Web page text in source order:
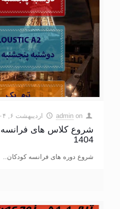
admin on اردیبهشت ۶, ۱۴۰۴
شروع کلاس های فرانسه
1404
شروع دوره های فرانسه کودکان..